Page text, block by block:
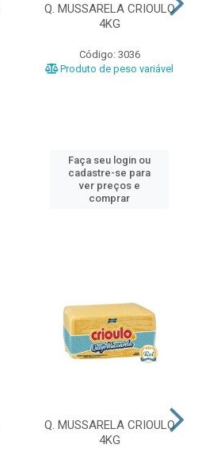
Q. MUSSARELA CRIOULO
4KG
Código: 3036
Produto de peso variável
Faça seu login ou
cadastre-se para
ver preços e
comprar
Q. MUSSARELA CRIOULO
4KG